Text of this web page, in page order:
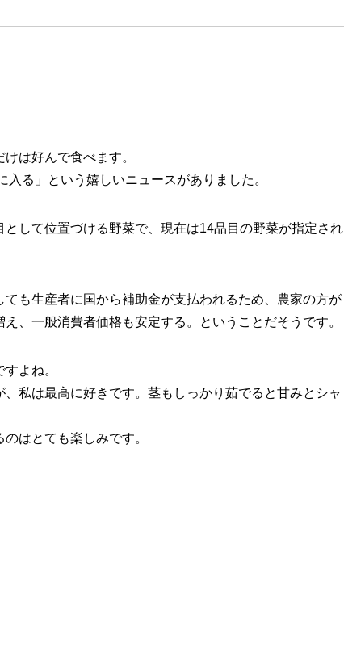
は好んで食べます。
る」という嬉しいニュースがありました。
して位置づける野菜で、現在は14品目の野菜が指定され
も生産者に国から補助金が支払われるため、農家の方が
、一般消費者価格も安定する。ということだそうです。
よね。
私は最高に好きです。茎もしっかり茹でると甘みとシャ
はとても楽しみです。